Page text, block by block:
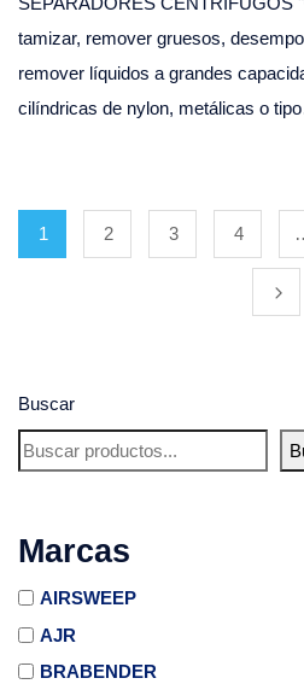
Buscar
Marcas
AIRSWEEP
AJR
BRABENDER
tamizar, remover gruesos,
remover líquidos a grandes
cilíndricas de nylon, metálicas o
1 2 3 4